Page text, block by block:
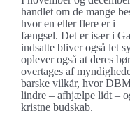
handlet om de mange
hvor en eller flere er i
fængsel. Det er især i
indsatte bliver også let
oplever også at deres
overtages af
barske vilkår, hvor
lindre – afhjælpe lidt –
kristne budskab.